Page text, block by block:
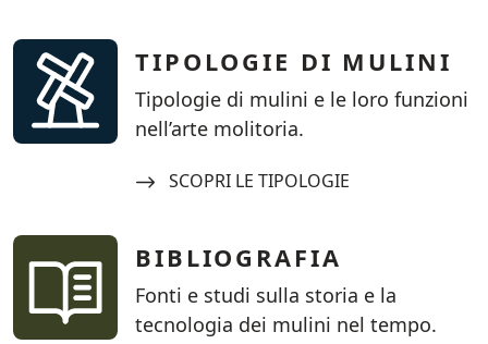
TIPOLOGIE DI MULINI
Tipologie di mulini e le loro funzioni
nell’arte molitoria.
Navigate to:
SCOPRI LE TIPOLOGIE
BIBLIOGRAFIA
Fonti e studi sulla storia e la
tecnologia dei mulini nel tempo.